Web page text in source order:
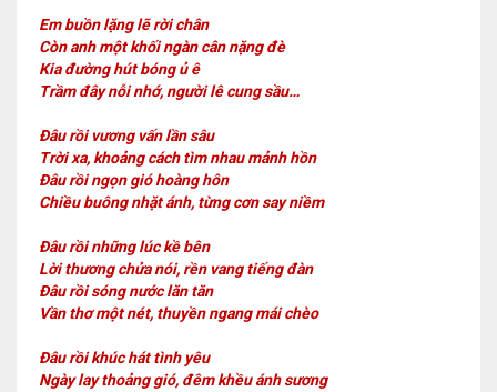
Em buồn lặng lẽ rời chân
Còn anh một khối ngàn cân nặng đè
Kia đường hút bóng ủ ê
Trầm đây nỗi nhớ, người lê cung sầu…
Đâu rồi vương vấn lần sâu
Trời xa, khoảng cách tìm nhau mảnh hồn
Đâu rồi ngọn gió hoàng hôn
Chiều buông nhặt ánh, từng cơn say niềm
Đâu rồi những lúc kề bên
Lời thương chửa nói, rền vang tiếng đàn
Đâu rồi sóng nước lăn tăn
Vần thơ một nét, thuyền ngang mái chèo
Đâu rồi khúc hát tình yêu
Ngày lay thoảng gió, đêm khều ánh sương